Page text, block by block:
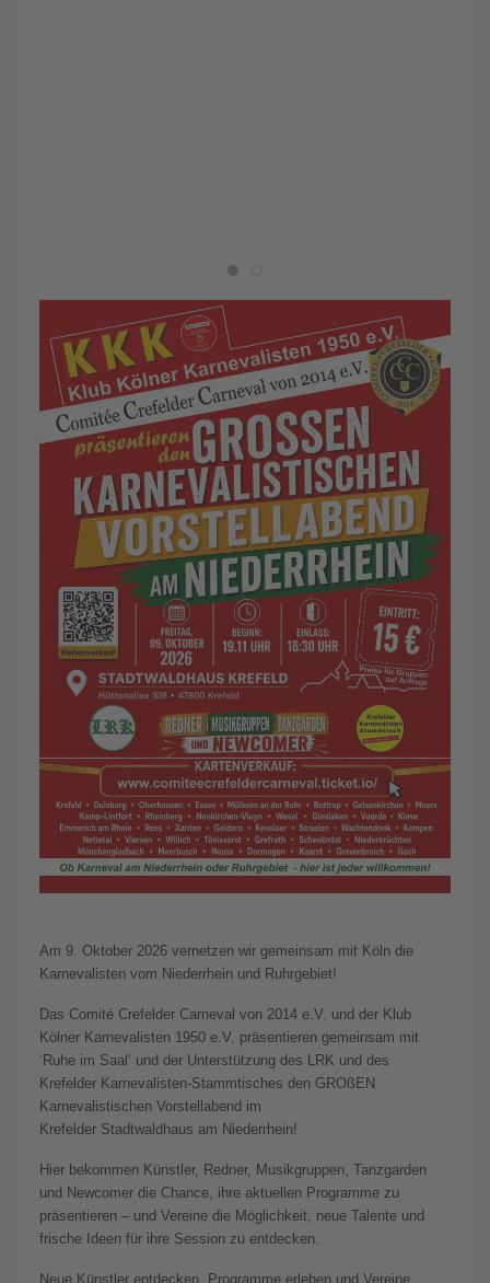
Am 9. Oktober 2026 vernetzen wir gemeinsam mit Köln die
Karnevalisten vom Niederrhein und Ruhrgebiet!
Das Comité Crefelder Carneval von 2014 e.V. und der Klub
Kölner Karnevalisten 1950 e.V. präsentieren gemeinsam mit
‘Ruhe im Saal’ und der Unterstützung des LRK und des
Krefelder Karnevalisten-Stammtisches den GROßEN
Karnevalistischen Vorstellabend im
Krefelder Stadtwaldhaus am Niederrhein!
Hier bekommen Künstler, Redner, Musikgruppen, Tanzgarden
und Newcomer die Chance, ihre aktuellen Programme zu
präsentieren – und Vereine die Möglichkeit, neue Talente und
frische Ideen für ihre Session zu entdecken.
Neue Künstler entdecken, Programme erleben und Vereine